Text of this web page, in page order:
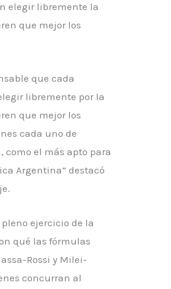
elegir libremente la
que mejor los
que cada
libremente por la
que mejor los
cada uno de
como el más apto para
Argentina” destacó
ejercicio de la
qué las fórmulas
Rossi y Milei-
concurran al